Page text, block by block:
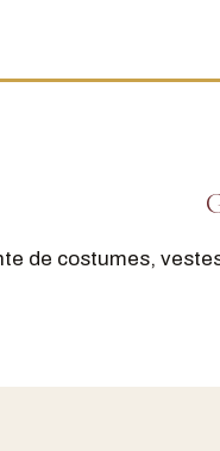
de costumes,